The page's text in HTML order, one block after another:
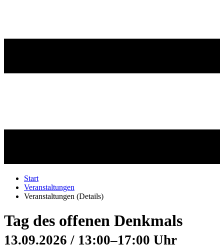
Start
Veranstaltungen
Veranstaltungen (Details)
Tag des offenen Denkmals
13.09.2026 / 13:00–17:00 Uhr